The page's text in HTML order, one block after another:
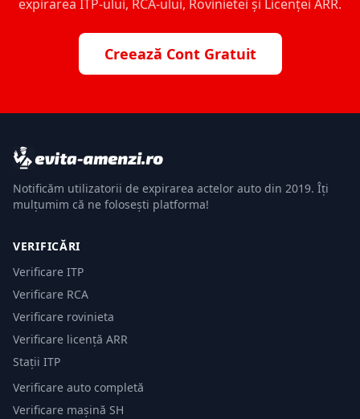
expirarea ITP-ului, RCA-ului, Rovinietei și Licenței ARR.
Creează Cont Gratuit
Notificăm utilizatorii de expirarea actelor auto din 2019. Îți
mulțumim că ne folosești platforma!
VERIFICĂRI
Verificare ITP
Verificare RCA
Verificare rovinieta
Verificare licență ARR
Stații ITP
Verificare auto completă
Verificare mașină SH